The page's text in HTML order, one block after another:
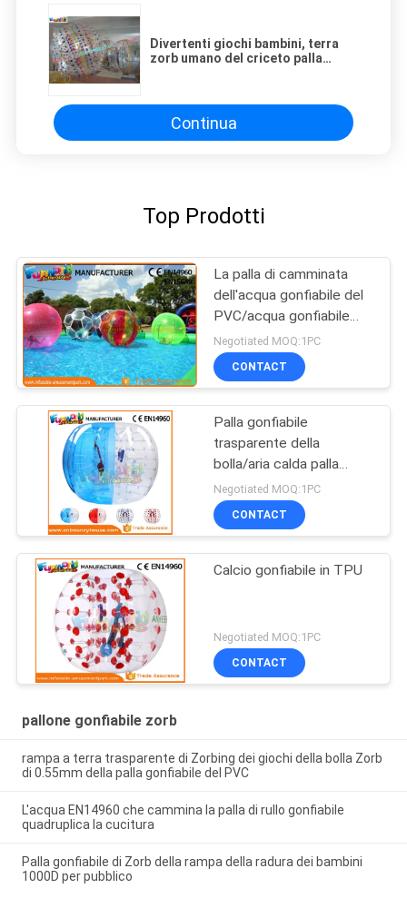
Divertenti giochi bambini, terra
zorb umano del criceto palla
Continua
Top Prodotti
La palla di camminata
dell'acqua gonfiabile del
PVC/acqua gonfiabile
multifunzionale gioca
Negotiated MOQ:1PC
CONTACT
Palla gonfiabile
trasparente della
bolla/aria calda palla
gonfiabile di Zorb grande
saldata
Negotiated MOQ:1PC
CONTACT
Calcio gonfiabile in TPU
Negotiated MOQ:1PC
CONTACT
pallone gonfiabile zorb
rampa a terra trasparente di Zorbing dei giochi della bolla Zorb
di 0.55mm della palla gonfiabile del PVC
L'acqua EN14960 che cammina la palla di rullo gonfiabile
quadruplica la cucitura
Palla gonfiabile di Zorb della rampa della radura dei bambini
1000D per pubblico